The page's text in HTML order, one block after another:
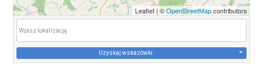
Leaflet |©OpenStreetMapcontributors
Uzyskaj wskazówki